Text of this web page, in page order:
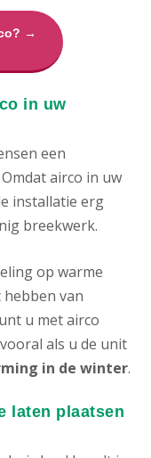
→
in uw
een
airco in uw
installatie erg
breekwerk.
op warme
van
u met airco
als u de unit
in de winter.
laten plaatsen